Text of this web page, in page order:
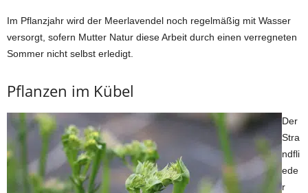
Im Pflanzjahr wird der Meerlavendel noch regelmäßig mit Wasser
versorgt, sofern Mutter Natur diese Arbeit durch einen verregneten
Sommer nicht selbst erledigt.
Pflanzen im Kübel
Der
Stra
ndfli
ede
r